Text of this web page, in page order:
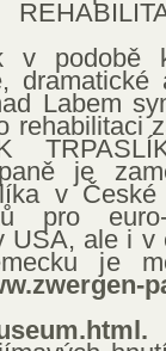
v podobě
Labem
rehabilitaci
je
v
pro euro-
USA, ale i v
je